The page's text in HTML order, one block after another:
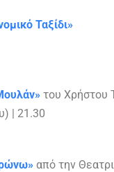
Ταξίδι»
του Χρήστου
| 21.30
από την